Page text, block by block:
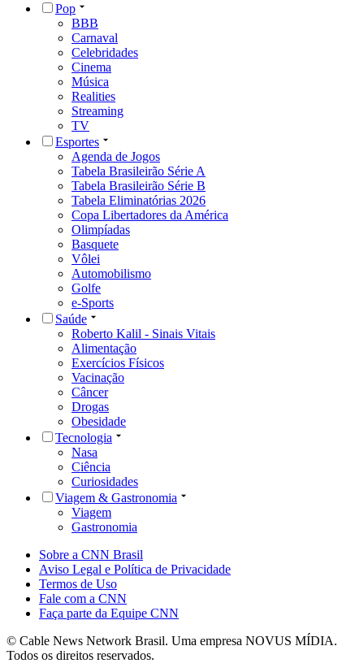
Pop
BBB
Carnaval
Celebridades
Cinema
Música
Realities
Streaming
TV
Esportes
Agenda de Jogos
Tabela Brasileirão Série A
Tabela Brasileirão Série B
Tabela Eliminatórias 2026
Copa Libertadores da América
Olimpíadas
Basquete
Vôlei
Automobilismo
Golfe
e-Sports
Saúde
Roberto Kalil - Sinais Vitais
Alimentação
Exercícios Físicos
Vacinação
Câncer
Drogas
Obesidade
Tecnologia
Nasa
Ciência
Curiosidades
Viagem & Gastronomia
Viagem
Gastronomia
Sobre a CNN Brasil
Aviso Legal e Política de Privacidade
Termos de Uso
Fale com a CNN
Faça parte da Equipe CNN
© Cable News Network Brasil. Uma empresa NOVUS MÍDIA.
Todos os direitos reservados.